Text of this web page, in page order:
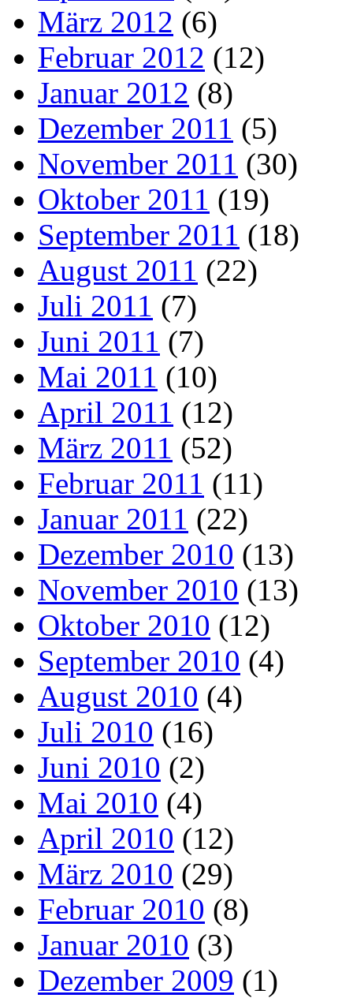
März 2012 (6)
Februar 2012 (12)
Januar 2012 (8)
Dezember 2011 (5)
November 2011 (30)
Oktober 2011 (19)
September 2011 (18)
August 2011 (22)
Juli 2011 (7)
Juni 2011 (7)
Mai 2011 (10)
April 2011 (12)
März 2011 (52)
Februar 2011 (11)
Januar 2011 (22)
Dezember 2010 (13)
November 2010 (13)
Oktober 2010 (12)
September 2010 (4)
August 2010 (4)
Juli 2010 (16)
Juni 2010 (2)
Mai 2010 (4)
April 2010 (12)
März 2010 (29)
Februar 2010 (8)
Januar 2010 (3)
Dezember 2009 (1)